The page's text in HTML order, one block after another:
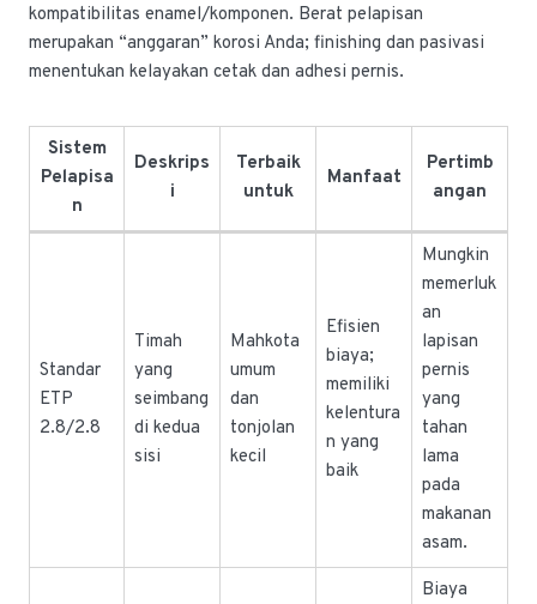
kompatibilitas enamel/komponen. Berat pelapisan
merupakan “anggaran” korosi Anda; finishing dan pasivasi
menentukan kelayakan cetak dan adhesi pernis.
Sistem
Pelapisa
n
Deskrips
i
Terbaik
untuk
Manfaat
Pertimb
angan
Standar
ETP
2.8/2.8
Timah
yang
seimbang
di kedua
sisi
Mahkota
umum
dan
tonjolan
kecil
Efisien
biaya;
memiliki
kelentura
n yang
baik
Mungkin
memerluk
an
lapisan
pernis
yang
tahan
lama
pada
makanan
asam.
Biaya